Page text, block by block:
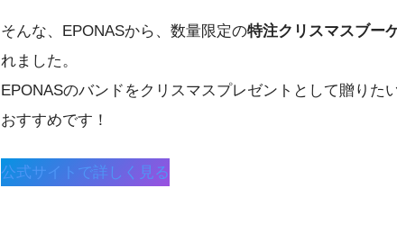
そんな、EPONASから、数量限定の特注クリスマスブー
れました。
EPONASのバンドをクリスマスプレゼントとして贈りた
おすすめです！
公式サイトで詳しく見る